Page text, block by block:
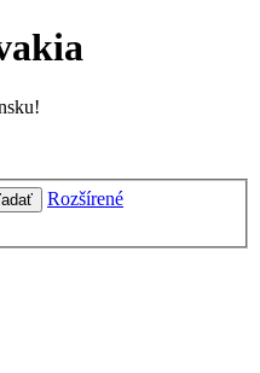
Rozšírené